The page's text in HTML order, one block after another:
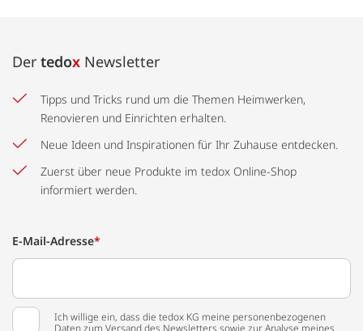
Der tedox Newsletter
Tipps und Tricks rund um die Themen Heimwerken,
Renovieren und Einrichten erhalten.
Neue Ideen und Inspirationen für Ihr Zuhause entdecken.
Zuerst über neue Produkte im tedox Online-Shop
informiert werden.
E-Mail-Adresse*
Ich willige ein, dass die tedox KG meine personenbezogenen